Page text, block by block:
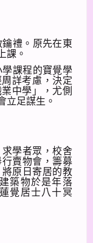
禮。原先在東
課。
課程的寶覺學
詳考慮，決定
中學」，尤側
立足謀生。
學者眾，校舍
賣物會，籌募
原日寄居的教
築物於是年落
覺居士八十冥